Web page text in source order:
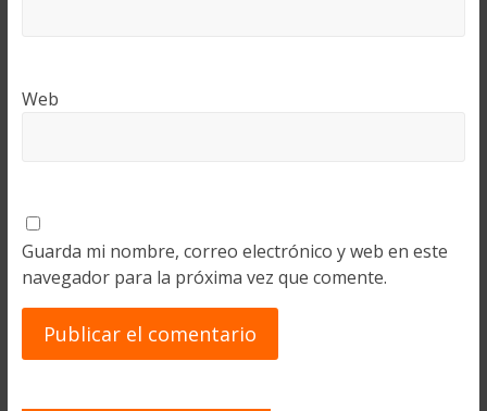
Web
Guarda mi nombre, correo electrónico y web en este
navegador para la próxima vez que comente.